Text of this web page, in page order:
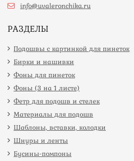
info@uvaleronchika.ru
РАЗДЕЛЫ
Подошвы с картинкой для пинеток
Бирки и нашивки
Фоны для пинеток
Фоны (3 на 1 листе)
Фетр для подошв и стелек
Материалы для подошв
Шаблоны, вставки, колодки
Шнуры и ленты
Бусины-помпоны